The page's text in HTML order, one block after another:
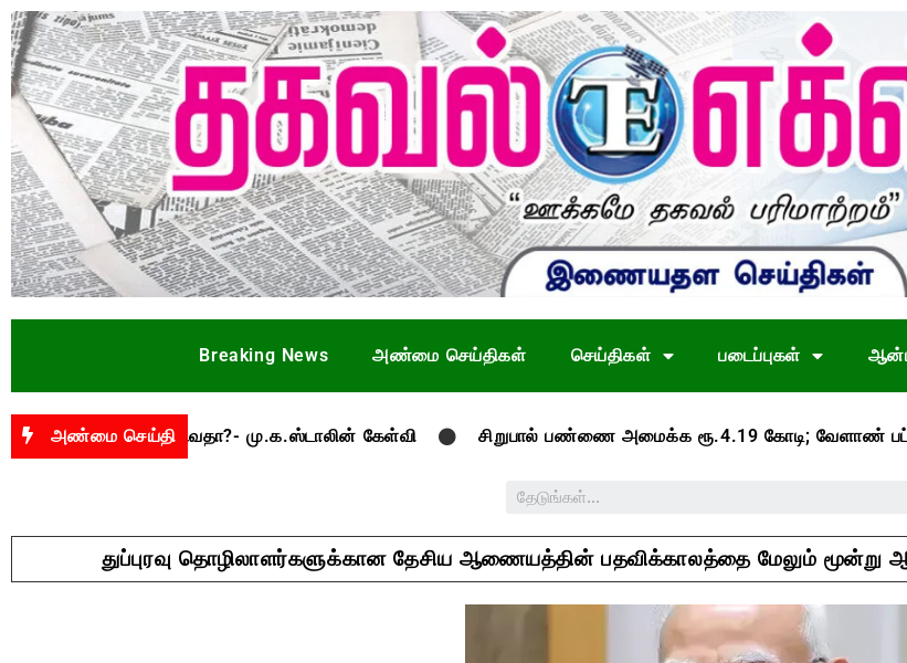
Breaking News அண்மை செய்திகள் செய்திகள் படைப்புகள்
அண்மை செய்தி
புகழ்சி பாடுவதா?- மு.க.ஸ்டாலின் கேள்வி சிறுபால் பண்ணை அமைக்க ரூ.4.19 கோடி; வேளாண் பட்ஜெட்டில்
துப்புரவு தொழிலாளர்களுக்கான தேசிய ஆணையத்தின் பதவிக்காலத்தை மேலும் மூன்று